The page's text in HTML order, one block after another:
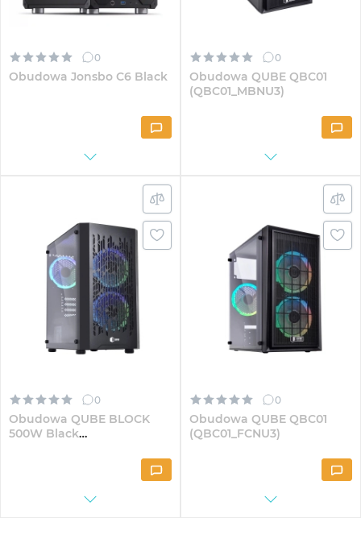
0
Obudowa Jonsbo C6 Black
0
Obudowa QUBE QBC01
(QBC01_MBNU3)
0
Obudowa QUBE BLOCK
500W Black
0
Obudowa QUBE QBC01
(QBC01_FCNU3)